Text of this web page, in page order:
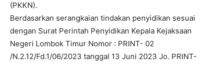
(PKKN).
Berdasarkan serangkaian tindakan penyidikan sesuai
dengan Surat Perintah Penyidikan Kepala Kejaksaan
Negeri Lombok Timur Nomor : PRINT- 02
/N.2.12/Fd.1/06/2023 tanggal 13 Juni 2023 Jo. PRINT-